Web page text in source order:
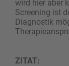
wird hier aber
Screening ist
Diagnostik
ZITAT: